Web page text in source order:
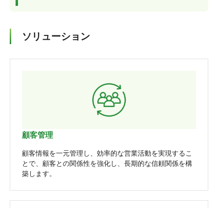
ソリューション
顧客管理
顧客情報を一元管理し、効率的な営業活動を実現するこ
とで、顧客との関係性を強化し、長期的な信頼関係を構
築します。